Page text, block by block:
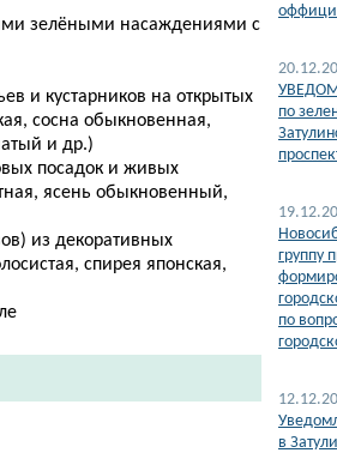
зелёными насаждениями с
и кустарников на открытых
сосна обыкновенная,
и др.)
посадок и живых
ясень обыкновенный,
из декоративных
спирея японская,
по
группу
по
в